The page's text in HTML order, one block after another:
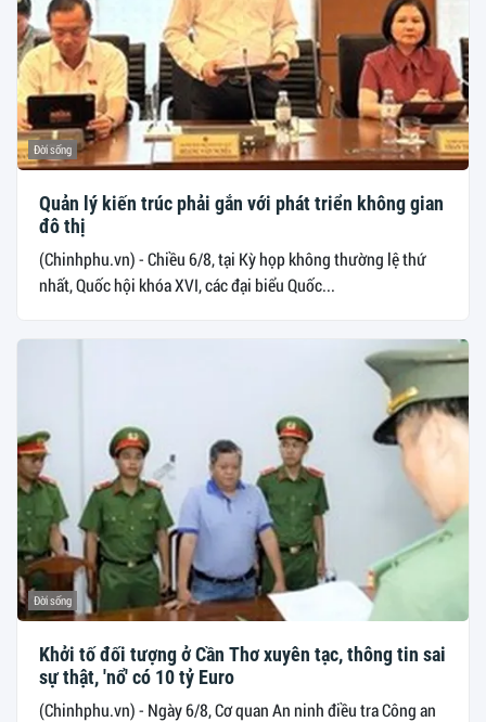
Đời sống
Quản lý kiến trúc phải gắn với phát triển không gian
đô thị
(Chinhphu.vn) - Chiều 6/8, tại Kỳ họp không thường lệ thứ
nhất, Quốc hội khóa XVI, các đại biểu Quốc...
Đời sống
Khởi tố đối tượng ở Cần Thơ xuyên tạc, thông tin sai
sự thật, 'nổ' có 10 tỷ Euro
(Chinhphu.vn) - Ngày 6/8, Cơ quan An ninh điều tra Công an